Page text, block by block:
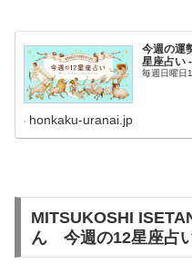
今週の運
星座占い
毎週日曜日
honkaku-uranai.jp
MITSUKOSHI
ん 今週の12星座占